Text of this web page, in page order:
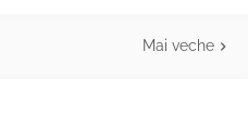
Mai veche